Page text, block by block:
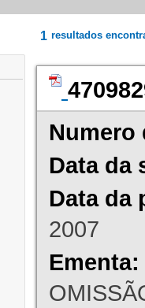
1 resultados
Numero
Data da
Data da
2007
Ementa: